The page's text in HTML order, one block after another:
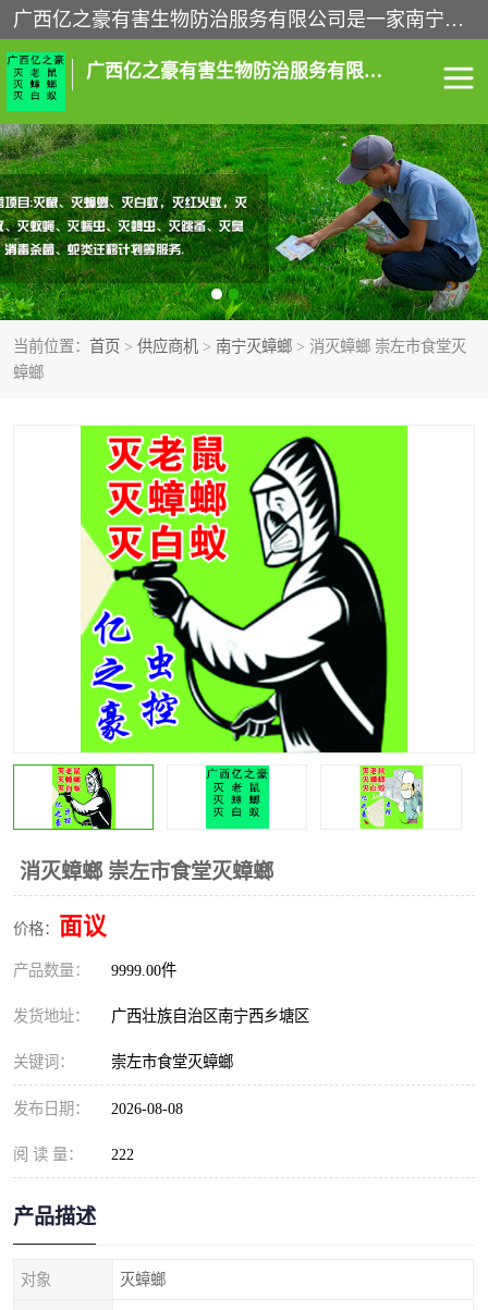
广西亿之豪有害生物防治服务有限公司是一家南宁灭鼠公司、灭蟑螂公司，南宁杀虫公司，南宁除虫公司，南宁灭跳蚤公司，南宁灭白蚁公司，南宁除四害公司,广西亿之豪有害生物防治服务有限公司专业灭蟑螂,除臭虫,其他害虫,服务上门,安全环保,售后保障,一次消杀，竭诚为您服务.
广西亿之豪有害生物防治服务有限公司
当前位置： 首页 > 供应商机 > 南宁灭蟑螂 > 消灭蟑螂 崇左市食堂灭
蟑螂
消灭蟑螂 崇左市食堂灭蟑螂
价格： 面议
产品数量： 9999.00件
发货地址： 广西壮族自治区南宁西乡塘区
关键词： 崇左市食堂灭蟑螂
发布日期： 2026-08-08
阅 读 量： 222
产品描述
对象 灭蟑螂
南宁灭白蚁 南宁灭老鼠
南宁灭蟑螂 南宁杀虫
南宁除四害 南宁消杀
南宁除虫公司